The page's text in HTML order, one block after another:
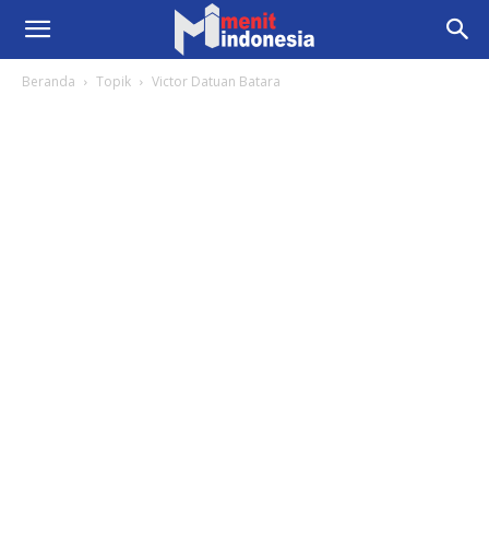
Beranda Topik Victor Datuan Batara